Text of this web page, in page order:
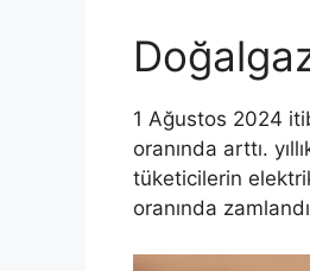
1 Ağustos 2024
oranında arttı.
tüketicilerin
oranında